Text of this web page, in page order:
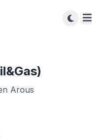
Arous